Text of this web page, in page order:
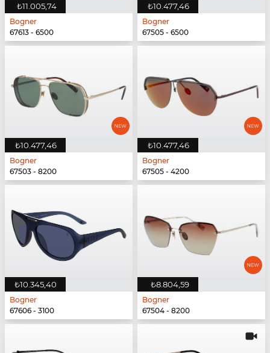
₺11.005,74
Bogner
67613 - 6500
₺10.477,46
Bogner
67505 - 6500
₺10.477,46
Bogner
67503 - 8200
₺10.477,46
Bogner
67505 - 4200
₺10.345,40
Bogner
67606 - 3100
₺8.804,59
Bogner
67504 - 8200